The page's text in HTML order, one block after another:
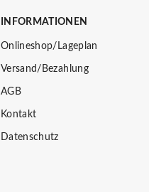
INFORMATIONEN
Onlineshop/Lageplan
Versand/Bezahlung
AGB
Kontakt
Datenschutz